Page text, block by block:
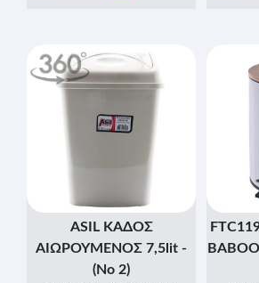
ASIL ΚΑΔΟΣ
ΑΙΩΡΟΥΜΕΝΟΣ 7,5lit -
(Νο 2)
ΒΑΒΟΟ